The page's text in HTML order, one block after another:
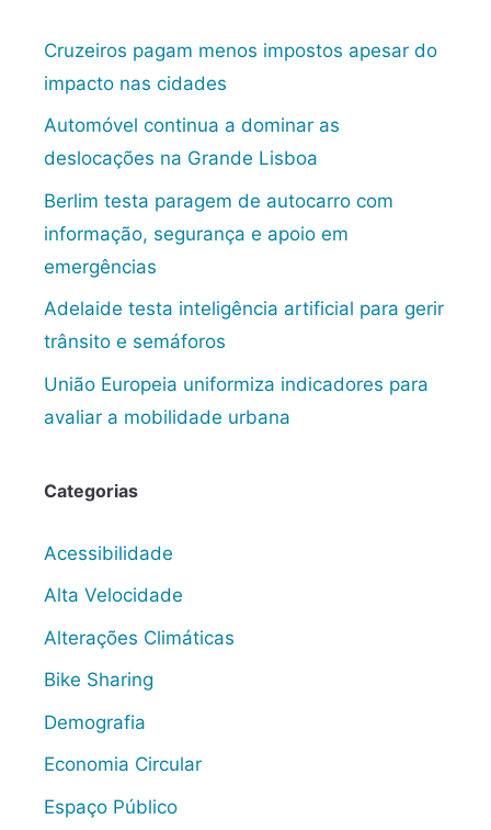
Cruzeiros pagam menos impostos apesar do
impacto nas cidades
Automóvel continua a dominar as
deslocações na Grande Lisboa
Berlim testa paragem de autocarro com
informação, segurança e apoio em
emergências
Adelaide testa inteligência artificial para gerir
trânsito e semáforos
União Europeia uniformiza indicadores para
avaliar a mobilidade urbana
Categorias
Acessibilidade
Alta Velocidade
Alterações Climáticas
Bike Sharing
Demografia
Economia Circular
Espaço Público